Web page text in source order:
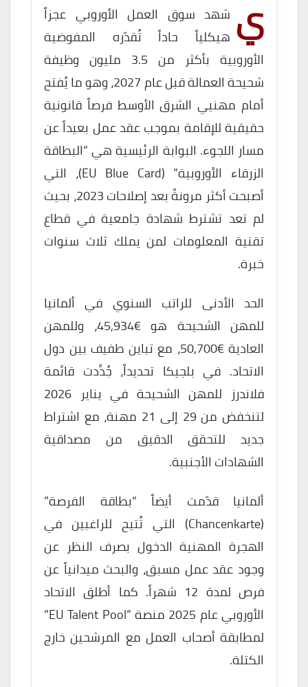
ي شهد سوق العمل الأوروبي عجزاً
هيكلياً حاداً تُقدّره المفوضية
الأوروبية بأكثر من 3.5 مليون وظيفة
شحيحة العمالة قبل عام 2027، وهو ما يُفتح
أمام مهنيي الشرق الأوسط فرصاً قانونية
حقيقية للإقامة بموجب عقد عمل بعيداً عن
مسار اللجوء. البوابة الرئيسية هي “البطاقة
الزرقاء الأوروبية” (EU Blue Card)، التي
أصبحت أكثر مرونةً بعد إصلاحات 2023، بحيث
لم تعد تشترط شهادة جامعية في قطاع
تقنية المعلومات لمن يملك ثلاث سنوات
خبرة.
الحد الأدنى للراتب السنوي في ألمانيا
للمهن الشحيحة هو €45,934، وللمهن
العادية €50,700، مع تباين طفيف بين دول
الاتحاد. في بلجيكا تحديداً، جُدِّدت قائمة
فلاندرز للمهن الشحيحة في يناير 2026
لتنخفض من 29 إلى 21 مهنة، مع اشتراط
جديد للتحقق الدقيق من مصداقية
الشهادات الأجنبية.
ألمانيا قدّمت أيضاً “بطاقة الفرصة”
(Chancenkarte) التي تُتيح للراغبين في
الهجرة المهنية الدخول بصرف النظر عن
وجود عقد عمل مسبق، والبحث ميدانياً عن
فرص لمدة 12 شهراً. كما أطلق الاتحاد
الأوروبي عام 2025 منصة “EU Talent Pool”
لمطابقة أصحاب العمل مع المرشحين خارج
الكتلة.